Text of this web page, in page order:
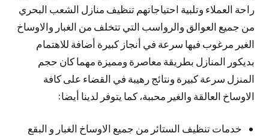
راحة العملاء وتلبية احتياجاتهم تنظيف منازل الشعب البحري
من جميع العوالق والرواسب التي تتخلف من الغبار والاوساخ
الغير مرغوب فيها سرعة في أنجاز كبيرة أضافة للاهتمام
بديكور المنازل بطريقة معاصرة ومميزة مهما كان حجم
المنزل سرعة كبيرة ونتائج رهيبة في القضاء على كافة
الاوساخ العالقة والغير محببة، كما يتوفر لدينا أيضا:
خدمات تنظيف الستائر من جميع الاوساخ الغبار و البقع